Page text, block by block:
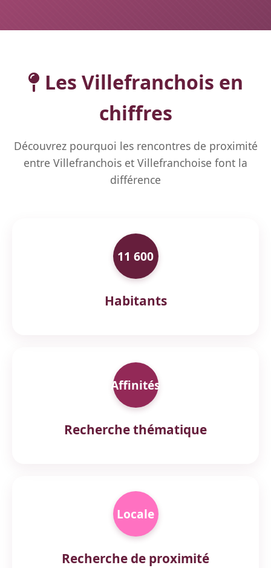
Les Villefranchois en
chiffres
Découvrez pourquoi les rencontres de proximité
entre Villefranchois et Villefranchoise font la
différence
11 600
Habitants
Affinités
Recherche thématique
Locale
Recherche de proximité